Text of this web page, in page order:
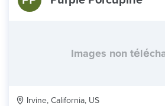
Images non
Irvine, California, US